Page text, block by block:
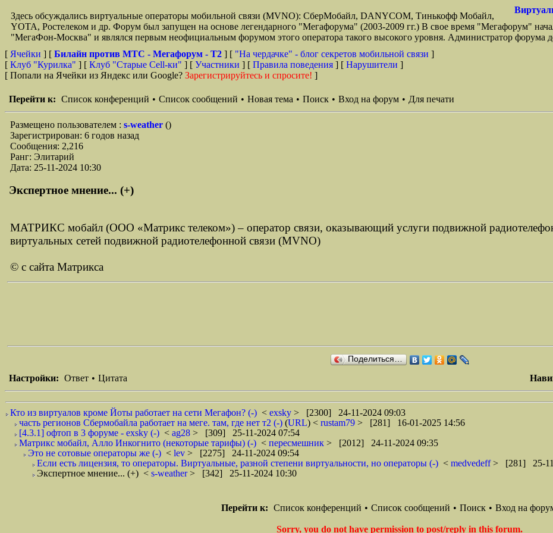
Здесь обсуждались виртуальные операторы мобильной связи (MVNO): СберМобайл, DANYCOM, Тинькофф Мобайл,
YOTA, Ростелеком и др. Форум был запущен на основе легендарного "Мегафорума" (2003-2009 гг.) В свое время "Мегафорум"
"МегаФон-Москва" и являлся первым неофициальным форумом этого оператора такого высокого уровня. Администратор форума
[ Ячейки ] [ Билайн против МТС - Мегафорум - T2 ] [ "На чердачке" - блог секретов мобильной связи ]
[ Клуб "Курилка" ] [ Клуб "Старые Сell-ки" ] [ Участники ] [ Правила поведения ] [ Нарушители ]
[ Попали на Ячейки из Яндекс или Google? Зарегистрируйтесь и спросите! ]
Перейти к: Список конференций • Список сообщений • Новая тема • Поиск • Вход на форум • Для печати
Размещено пользователем : s-weather ()
Зарегистрирован: 6 годов назад
Сообщения: 2,216
Ранг: Элитарий
Дата: 25-11-2024 10:30
Экспертное мнение... (+)
МАТРИКС мобайл (ООО «Матрикс телеком») – оператор связи, оказывающий услуги подвижной
виртуальных сетей подвижной радиотелефонной связи (MVNO)
© с сайта Матрикса
Поделиться…
Настройки: Ответ • Цитата
Кто из виртуалов кроме Йоты работает на сети Мегафон? (-) < exsky > [2300] 24-11-2024 09:03
часть регионов Сбермобайла работает на меге. там, где нет т2 (-) (URL) < rustam79 > [281] 16-01-2025 14:56
[4.3.1] офтоп в 3 форуме - exsky (-) < ag28 > [309] 25-11-2024 07:54
Матрикс мобайл, Алло Инкогнито (некоторые тарифы) (-) < пересмешник > [2012] 24-11-2024 09:35
Это не сотовые операторы же (-) < lev > [2275] 24-11-2024 09:54
Если есть лицензия, то операторы. Виртуальные, разной степени виртуальности, но операторы (-) < medvedeff> [281] 25-
Экспертное мнение... (+) < s-weather> [342] 25-11-2024 10:30
Перейти к: Список конференций • Список сообщений • Поиск • Вход на
Sorry, you do not have permission to post/reply in this forum.